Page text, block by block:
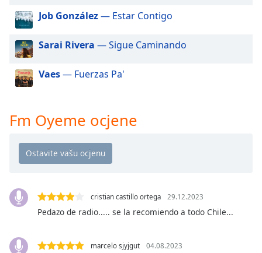
dialog
window.
cancel
and
close
Opacity
Color
Job González— Estar Contigo
Sarai Rivera — Sigue Caminando
Vaes— Fuerzas Pa'
Fm Oyeme ocjene
cristian castillo ortega 29.12.2023
Pedazo de radio..... se la recomiendo a todo Chile...
marcelo sjyjgut 04.08.2023